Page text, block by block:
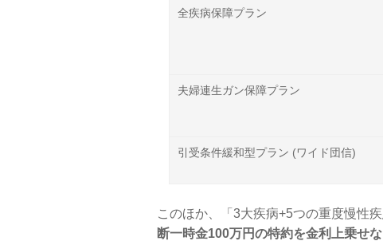
全疾病保障プラン
夫婦連生ガン保障プラン
引受条件緩和型プラン (ワイド団信)
このほか、「3大疾病+5つの重度慢性
断一時金100万円の特約を金利上乗せな